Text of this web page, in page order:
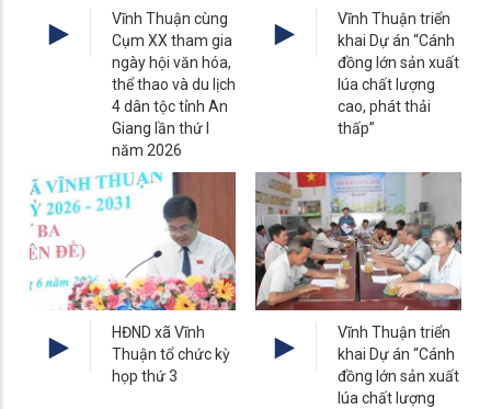
Vĩnh Thuận cùng
Cụm XX tham gia
ngày hội văn hóa,
thể thao và du lịch
4 dân tộc tỉnh An
Giang lần thứ I
năm 2026
Vĩnh Thuận triển
khai Dự án “Cánh
đồng lớn sản xuất
lúa chất lượng
cao, phát thải
thấp”
HĐND xã Vĩnh
Thuận tổ chức kỳ
họp thứ 3
Vĩnh Thuận triển
khai Dự án “Cánh
đồng lớn sản xuất
lúa chất lượng